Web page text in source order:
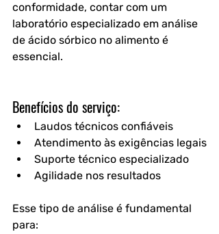
conformidade, contar com um
laboratório especializado em análise
de ácido sórbico no alimento é
essencial.
Benefícios do serviço:
Laudos técnicos confiáveis
Atendimento às exigências legais
Suporte técnico especializado
Agilidade nos resultados
Esse tipo de análise é fundamental
para: